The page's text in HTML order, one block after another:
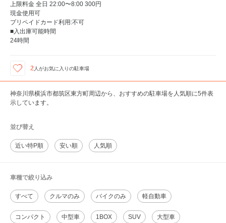
上限料金 全日 22:00〜8:00 300円
現金使用可
プリペイドカード利用:不可
■入出庫可能時間
24時間
2 人がお気に入りの駐車場
神奈川県横浜市都筑区東方町周辺から、おすすめの駐車場を人気順に5件表
示しています。
並び替え
近い特P順 安い順 人気順
車種で絞り込み
すべて クルマのみ バイクのみ 軽自動車
コンパクト 中型車 1BOX SUV 大型車